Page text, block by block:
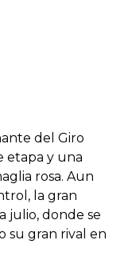
del Giro
etapa y una
rosa. Aun
la gran
julio, donde se
su gran rival en